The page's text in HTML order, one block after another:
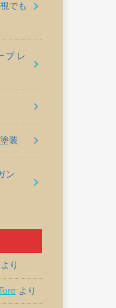
でも
プ レ
装
ン
より
より